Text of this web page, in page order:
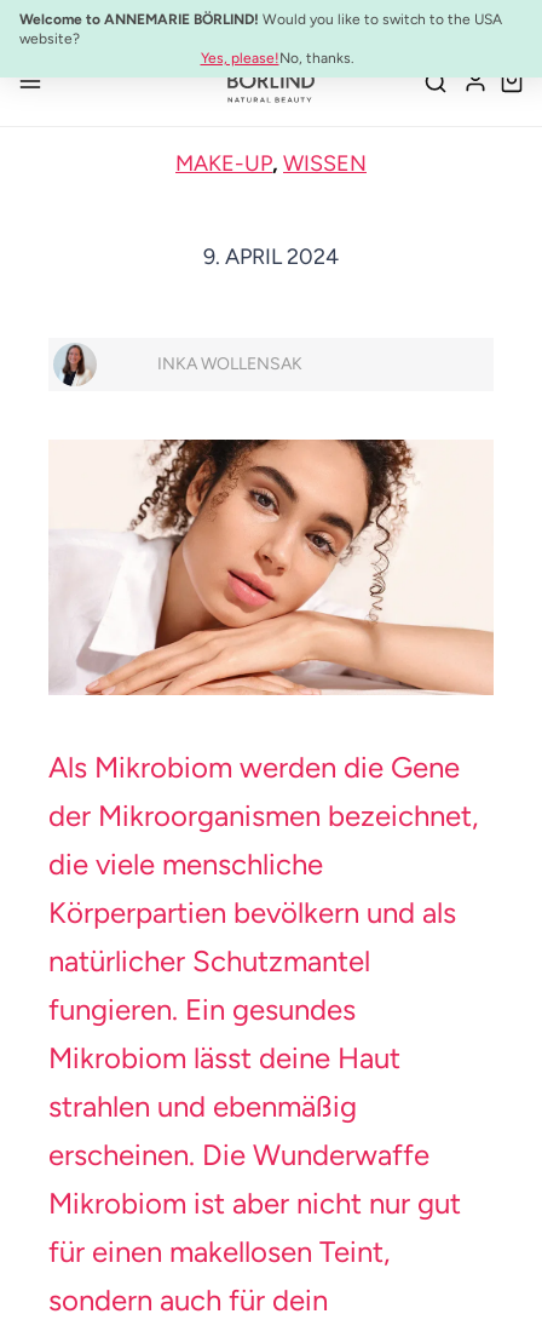
Zum Hauptinhalt springen
Welcome to ANNEMARIE BÖRLIND! Would you like to switch to the USA
website?
Yes, please!No, thanks.
10% Preisvorteil:Anti-Aging Sommer-Set
MAKE-UP, WISSEN
9. APRIL 2024
INKA WOLLENSAK
Als Mikrobiom werden die Gene
der Mikroorganismen bezeichnet,
die viele menschliche
Körperpartien bevölkern und als
natürlicher Schutzmantel
fungieren. Ein gesundes
Mikrobiom lässt deine Haut
strahlen und ebenmäßig
erscheinen. Die Wunderwaffe
Mikrobiom ist aber nicht nur gut
für einen makellosen Teint,
sondern auch für dein